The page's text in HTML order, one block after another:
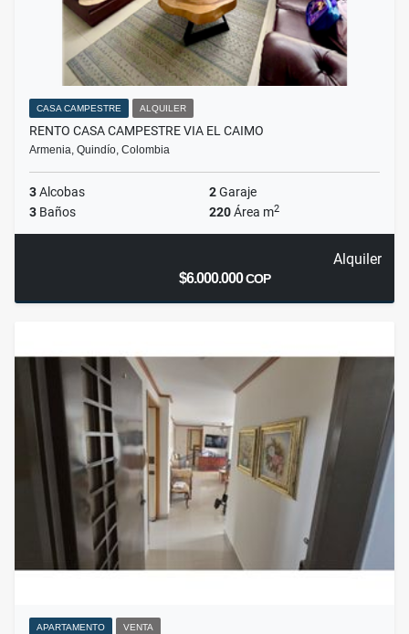
CASA CAMPESTRE ALQUILER
RENTO CASA CAMPESTRE VIA EL CAIMO
Armenia, Quindío, Colombia
3Alcobas 2Garaje
3 Baños 220Área m2
Alquiler
$6.000.000COP
APARTAMENTO VENTA